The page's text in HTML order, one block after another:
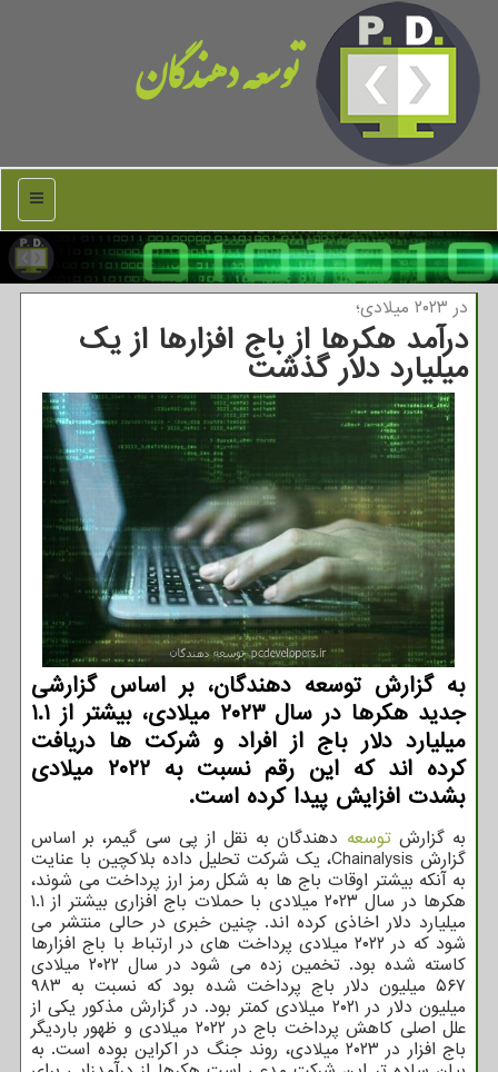
توسعه دهندگان
منو
در ۲۰۲۳ میلادی؛
درآمد هکرها از باج افزارها از یک
میلیارد دلار گذشت
به گزارش توسعه دهندگان، بر اساس گزارشی
جدید هکرها در سال ۲۰۲۳ میلادی، بیشتر از ۱.۱
میلیارد دلار باج از افراد و شرکت ها دریافت
کرده اند که این رقم نسبت به ۲۰۲۲ میلادی
بشدت افزایش پیدا کرده است.
به گزارشتوسعه دهندگان به نقل از پی سی گیمر، بر اساس
گزارش Chainalysis، یک شرکت تحلیل داده بلاکچین با عنایت
به آنکه بیشتر اوقات باج ها به شکل رمز ارز پرداخت می شوند،
هکرها در سال ۲۰۲۳ میلادی با حملات باج افزاری بیشتر از ۱.۱
میلیارد دلار اخاذی کرده اند. چنین خبری در حالی منتشر می
شود که در ۲۰۲۲ میلادی پرداخت های در ارتباط با باج افزارها
کاسته شده بود. تخمین زده می شود در سال ۲۰۲۲ میلادی
۵۶۷ میلیون دلار باج پرداخت شده بود که نسبت به ۹۸۳
میلیون دلار در ۲۰۲۱ میلادی کمتر بود. در گزارش مذکور یکی از
علل اصلی کاهش پرداخت باج در ۲۰۲۲ میلادی و ظهور باردیگر
باج افزار در ۲۰۲۳ میلادی، روند جنگ در اکراین بوده است. به